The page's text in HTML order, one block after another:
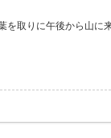
を取りに午後から山